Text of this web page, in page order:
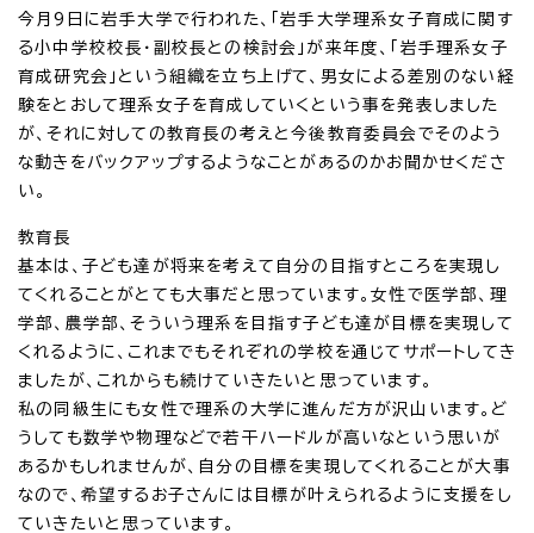
今月9日に岩手大学で行われた、「岩手大学理系女子育成に関す
る小中学校校長・副校長との検討会」が来年度、「岩手理系女子
育成研究会」という組織を立ち上げて、男女による差別のない経
験をとおして理系女子を育成していくという事を発表しました
が、それに対しての教育長の考えと今後教育委員会でそのよう
な動きをバックアップするようなことがあるのかお聞かせくださ
い。
教育長
基本は、子ども達が将来を考えて自分の目指すところを実現し
てくれることがとても大事だと思っています。女性で医学部、理
学部、農学部、そういう理系を目指す子ども達が目標を実現して
くれるように、これまでもそれぞれの学校を通じてサポートしてき
ましたが、これからも続けていきたいと思っています。
私の同級生にも女性で理系の大学に進んだ方が沢山います。ど
うしても数学や物理などで若干ハードルが高いなという思いが
あるかもしれませんが、自分の目標を実現してくれることが大事
なので、希望するお子さんには目標が叶えられるように支援をし
ていきたいと思っています。